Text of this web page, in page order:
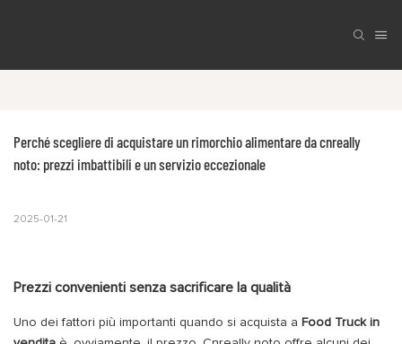
Perché scegliere di acquistare un rimorchio alimentare da cnreally
noto: prezzi imbattibili e un servizio eccezionale
2025-01-21
Prezzi convenienti senza sacrificare la qualità
Uno dei fattori più importanti quando si acquista a Food Truck in